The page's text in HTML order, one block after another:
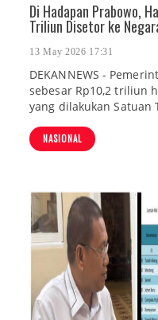
Di Hadapan Prabowo,
Triliun Disetor ke
13 May 2026 17:31
DEKANNEWS -
sebesar Rp10,2 triliun
yang dilakukan Satuan
NASIONAL